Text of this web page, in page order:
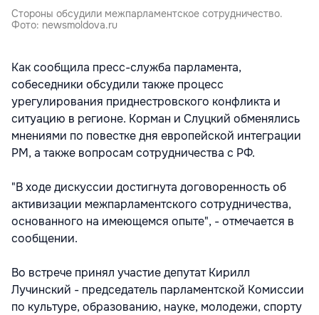
Стороны обсудили межпарламентское сотрудничество.
Фото: newsmoldova.ru
Как сообщила пресс-служба парламента,
собеседники обсудили также процесс
урегулирования приднестровского конфликта и
ситуацию в регионе. Корман и Слуцкий обменялись
мнениями по повестке дня европейской интеграции
РМ, а также вопросам сотрудничества с РФ.
"В ходе дискуссии достигнута договоренность об
активизации межпарламентского сотрудничества,
основанного на имеющемся опыте", - отмечается в
сообщении.
Во встрече принял участие депутат Кирилл
Лучинский - председатель парламентской Комиссии
по культуре, образованию, науке, молодежи, спорту